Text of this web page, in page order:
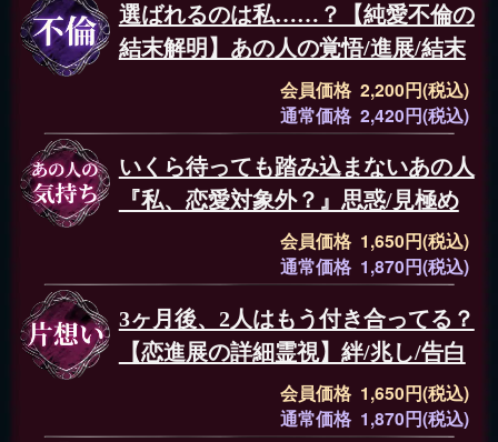
選ばれるのは私……？【純愛不倫の
結末解明】あの人の覚悟/進展/結末
会員価格 2,200円(税込)
通常価格 2,420円(税込)
いくら待っても踏み込まないあの人
『私、恋愛対象外？』思惑/見極め
会員価格 1,650円(税込)
通常価格 1,870円(税込)
3ヶ月後、2人はもう付き合ってる？
【恋進展の詳細霊視】絆/兆し/告白
会員価格 1,650円(税込)
通常価格 1,870円(税込)